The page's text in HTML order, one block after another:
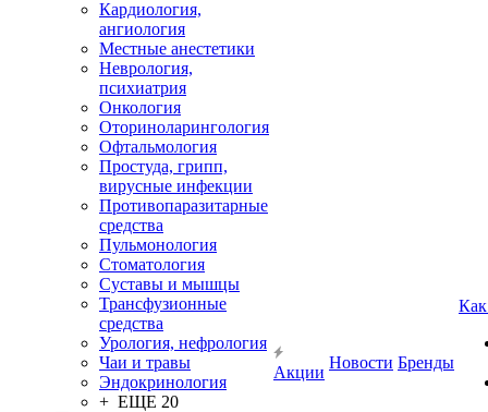
Кардиология,
ангиология
Местные анестетики
Неврология,
психиатрия
Онкология
Оториноларингология
Офтальмология
Простуда, грипп,
вирусные инфекции
Противопаразитарные
средства
Пульмонология
Стоматология
Суставы и мышцы
Трансфузионные
средства
Урология, нефрология
Чаи и травы
Эндокринология
+ ЕЩЕ 20
Акции
Новости Бренды